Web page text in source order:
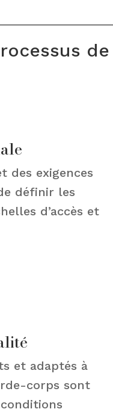
des exigences
définir les
d’accès et
et adaptés à
corps sont